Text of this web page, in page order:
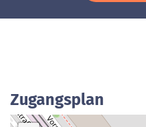
Zugangsplan